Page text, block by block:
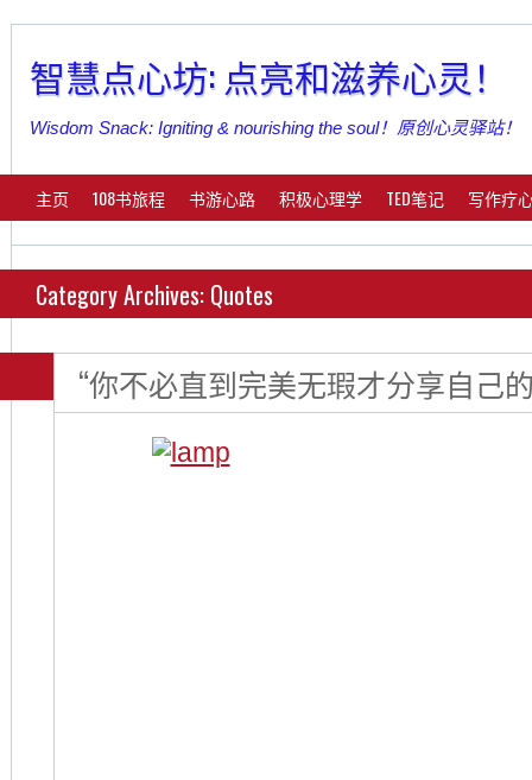
智慧点心坊: 点亮和滋养心灵！
Wisdom Snack: Igniting & nourishing the soul！原创心灵驿站！
主页 108书旅程 书游心路 积极心理学 TED笔记 写作疗
Category Archives: Quotes
“你不必直到完美无瑕才分享自己